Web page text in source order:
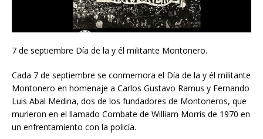
7 de septiembre Día de la y él militante Montonero.
Cada 7 de septiembre se conmemora el Día de la y él militante
Montonero en homenaje a Carlos Gustavo Ramus y Fernando
Luis Abal Medina, dos de los fundadores de Montoneros, que
murieron en el llamado Combate de William Morris de 1970 en
un enfrentamiento con la policía.